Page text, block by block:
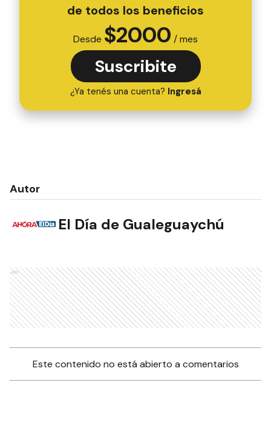
de todos los beneficios
Desde $2000 / mes
Suscribite
¿Ya tenés una cuenta? Ingresá
Autor
El Día de Gualeguaychú
Ads
Este contenido no está abierto a comentarios